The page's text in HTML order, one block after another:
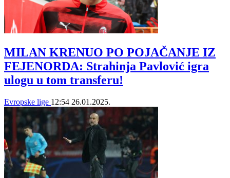
MILAN KRENUO PO POJAČANJE IZ
FEJENORDA: Strahinja Pavlović igra
ulogu u tom transferu!
Evropske lige 12:54 26.01.2025.